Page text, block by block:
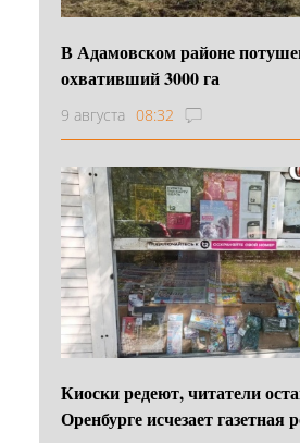
В Адамовском районе
охвативший 3000 га
9 августа 08:32
Киоски редеют, читатели
Оренбурге исчезает газетная